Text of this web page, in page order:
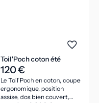
Toil'Poch coton été
120 €
Le Toil'Poch en coton, coupe
ergonomique, position
assise, dos bien couvert,